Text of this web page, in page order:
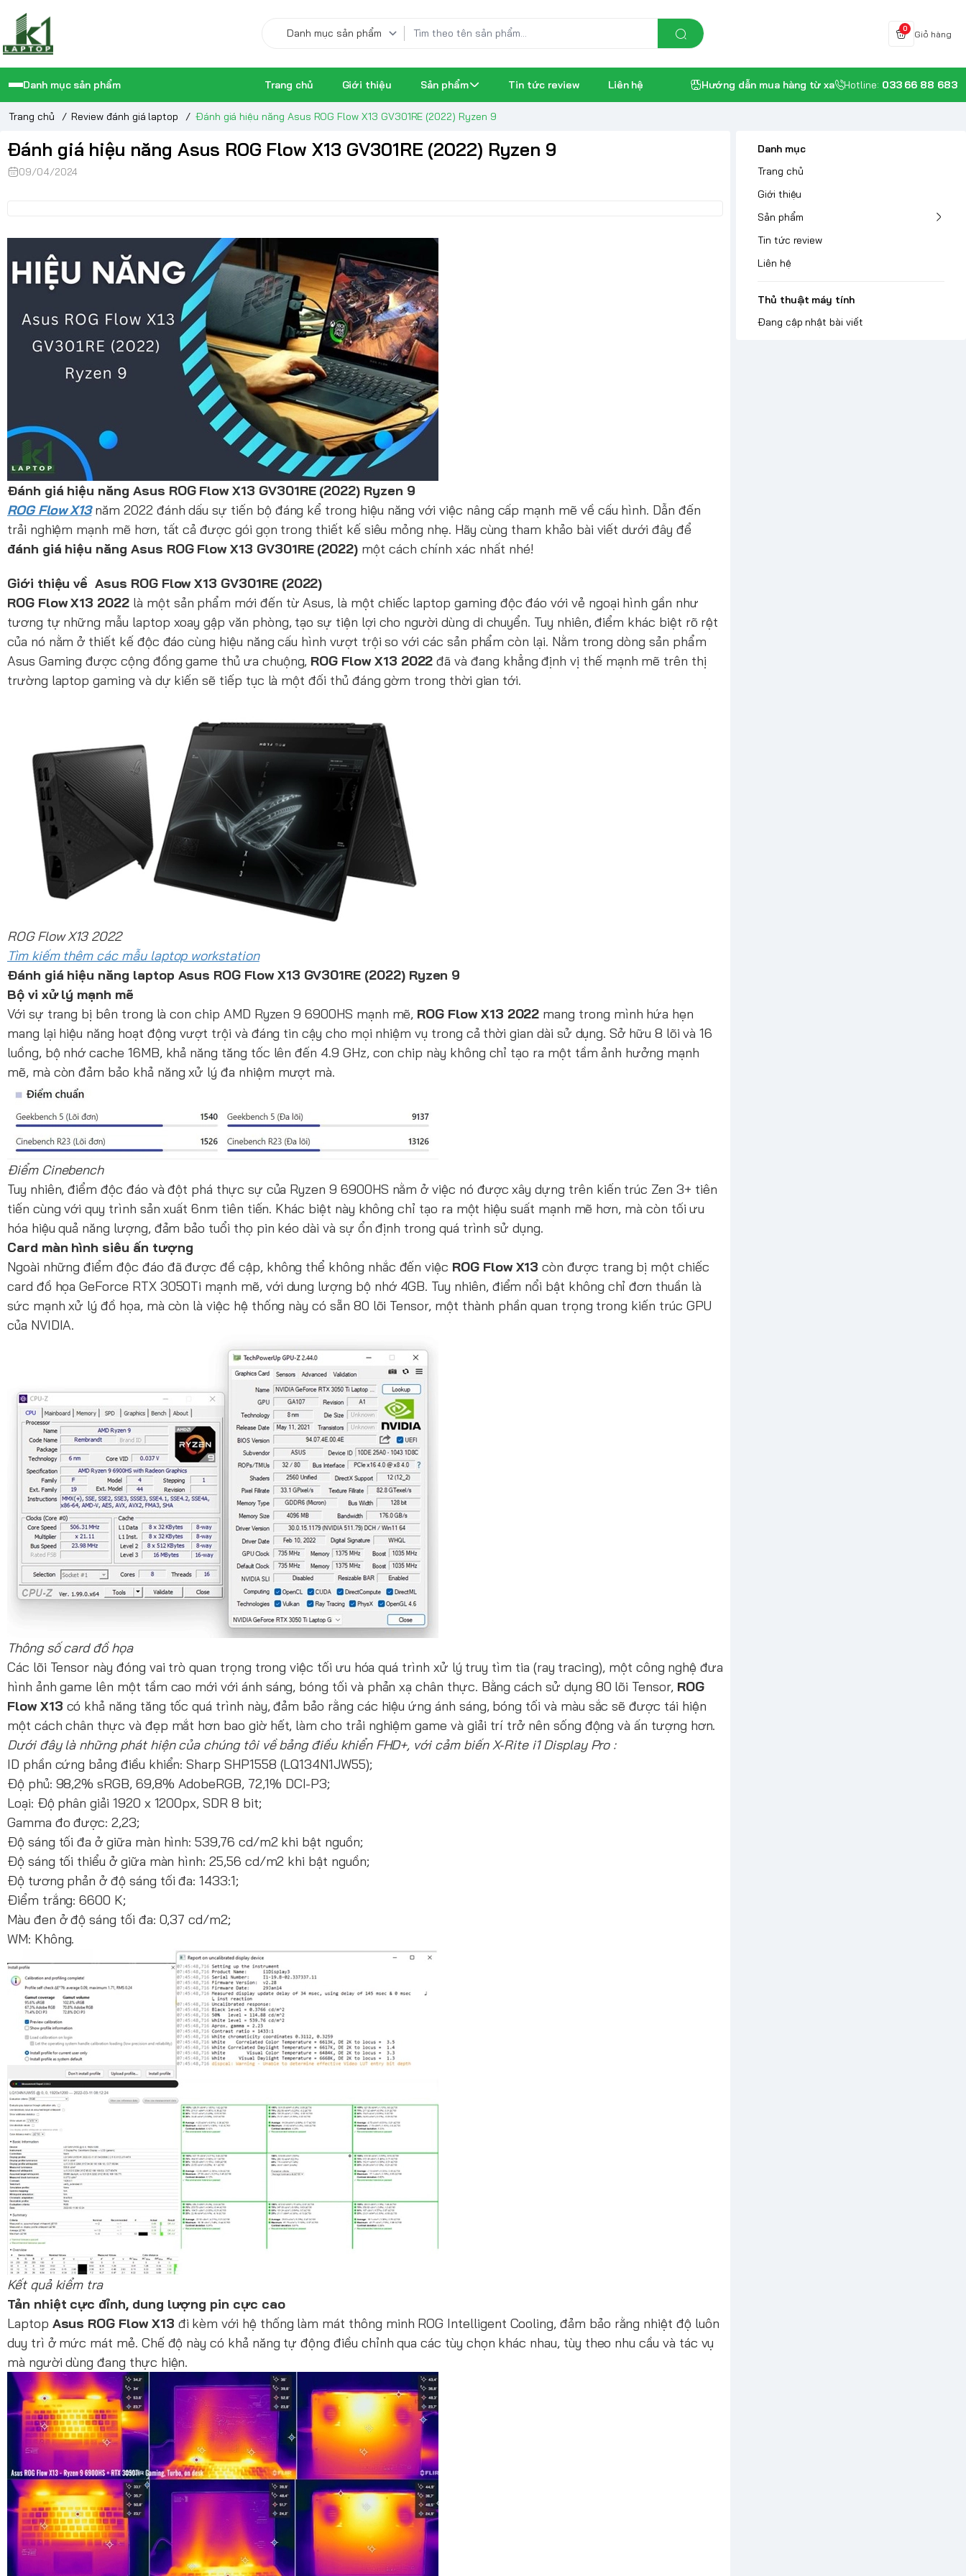
0
Giỏ hàng
Danh mục sản phẩm Trang chủ Giới thiệu Sản phẩm Tin tức review Liên hệ Hướng dẫn mua hàng từ xa Hotline: 033 66 88 683
Trang chủ / Review đánh giá laptop / Đánh giá hiệu năng Asus ROG Flow X13 GV301RE (2022) Ryzen 9
Đánh giá hiệu năng Asus ROG Flow X13 GV301RE (2022) Ryzen 9
09/04/2024
Đánh giá hiệu năng Asus ROG Flow X13 GV301RE (2022) Ryzen 9
ROG Flow X13năm 2022 đánh dấu sự tiến bộ đáng kể trong hiệu năng với việc nâng cấp mạnh mẽ về cấu hình. Dẫn đến
trải nghiệm mạnh mẽ hơn, tất cả được gói gọn trong thiết kế siêu mỏng nhẹ. Hãy cùng tham khảo bài viết dưới đây để
đánh giá hiệu năng Asus ROG Flow X13 GV301RE (2022) một cách chính xác nhất nhé!
Giới thiệu về Asus ROG Flow X13 GV301RE (2022)
ROG Flow X13 2022 là một sản phẩm mới đến từ Asus, là một chiếc laptop gaming độc đáo với vẻ ngoại hình gần như
tương tự những mẫu laptop xoay gập văn phòng, tạo sự tiện lợi cho người dùng di chuyển. Tuy nhiên, điểm khác biệt rõ rệt
của nó nằm ở thiết kế độc đáo cùng hiệu năng cấu hình vượt trội so với các sản phẩm còn lại. Nằm trong dòng sản phẩm
Asus Gaming được cộng đồng game thủ ưa chuộng, ROG Flow X13 2022 đã và đang khẳng định vị thế mạnh mẽ trên thị
trường laptop gaming và dự kiến sẽ tiếp tục là một đối thủ đáng gờm trong thời gian tới.
ROG Flow X13 2022
Tìm kiếm thêm các mẫu laptop workstation
Đánh giá hiệu năng laptop Asus ROG Flow X13 GV301RE (2022) Ryzen 9
Bộ vi xử lý mạnh mẽ
Với sự trang bị bên trong là con chip AMD Ryzen 9 6900HS mạnh mẽ, ROG Flow X13 2022 mang trong mình hứa hẹn
mang lại hiệu năng hoạt động vượt trội và đáng tin cậy cho mọi nhiệm vụ trong cả thời gian dài sử dụng. Sở hữu 8 lõi và 16
luồng, bộ nhớ cache 16MB, khả năng tăng tốc lên đến 4.9 GHz, con chip này không chỉ tạo ra một tầm ảnh hưởng mạnh
mẽ, mà còn đảm bảo khả năng xử lý đa nhiệm mượt mà.
Điểm Cinebench
Tuy nhiên, điểm độc đáo và đột phá thực sự của Ryzen 9 6900HS nằm ở việc nó được xây dựng trên kiến trúc Zen 3+ tiên
tiến cùng với quy trình sản xuất 6nm tiên tiến. Khác biệt này không chỉ tạo ra một hiệu suất mạnh mẽ hơn, mà còn tối ưu
hóa hiệu quả năng lượng, đảm bảo tuổi thọ pin kéo dài và sự ổn định trong quá trình sử dụng.
Card màn hình siêu ấn tượng
Ngoài những điểm độc đáo đã được đề cập, không thể không nhắc đến việc ROG Flow X13 còn được trang bị một chiếc
card đồ họa GeForce RTX 3050Ti mạnh mẽ, với dung lượng bộ nhớ 4GB. Tuy nhiên, điểm nổi bật không chỉ đơn thuần là
sức mạnh xử lý đồ họa, mà còn là việc hệ thống này có sẵn 80 lõi Tensor, một thành phần quan trọng trong kiến trúc GPU
của NVIDIA.
Thông số card đồ họa
Các lõi Tensor này đóng vai trò quan trọng trong việc tối ưu hóa quá trình xử lý truy tìm tia (ray tracing), một công nghệ đưa
hình ảnh game lên một tầm cao mới với ánh sáng, bóng tối và phản xạ chân thực. Bằng cách sử dụng 80 lõi Tensor, ROG
Flow X13 có khả năng tăng tốc quá trình này, đảm bảo rằng các hiệu ứng ánh sáng, bóng tối và màu sắc sẽ được tái hiện
một cách chân thực và đẹp mắt hơn bao giờ hết, làm cho trải nghiệm game và giải trí trở nên sống động và ấn tượng hơn.
Dưới đây là những phát hiện của chúng tôi về bảng điều khiển FHD+, với cảm biến X-Rite i1 Display Pro :
ID phần cứng bảng điều khiển: Sharp SHP1558 (LQ134N1JW55);
Độ phủ: 98,2% sRGB, 69,8% AdobeRGB, 72,1% DCI-P3;
Loại: Độ phân giải 1920 x 1200px, SDR 8 bit;
Gamma đo được: 2,23;
Độ sáng tối đa ở giữa màn hình: 539,76 cd/m2 khi bật nguồn;
Độ sáng tối thiểu ở giữa màn hình: 25,56 cd/m2 khi bật nguồn;
Độ tương phản ở độ sáng tối đa: 1433:1;
Điểm trắng: 6600 K;
Màu đen ở độ sáng tối đa: 0,37 cd/m2;
WM: Không.
Kết quả kiểm tra
Tản nhiệt cực đỉnh, dung lượng pin cực cao
Laptop Asus ROG Flow X13 đi kèm với hệ thống làm mát thông minh ROG Intelligent Cooling, đảm bảo rằng nhiệt độ luôn
duy trì ở mức mát mẻ. Chế độ này có khả năng tự động điều chỉnh qua các tùy chọn khác nhau, tùy theo nhu cầu và tác vụ
mà người dùng đang thực hiện.
Danh mục
Trang chủ
Giới thiệu
Sản phẩm
Tin tức review
Liên hệ
Thủ thuật máy tính
Đang cập nhật bài viết